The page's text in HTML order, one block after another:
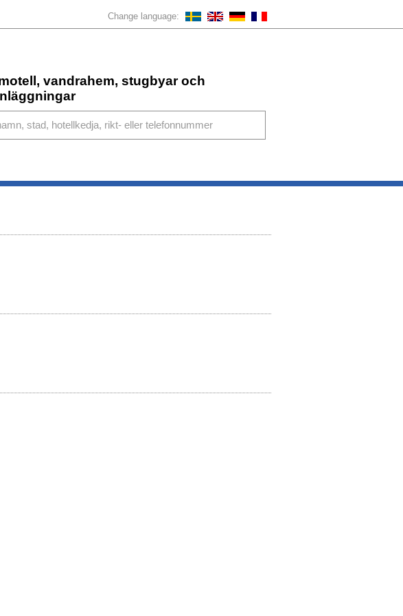
Change language:
vandrahem, stugbyar och